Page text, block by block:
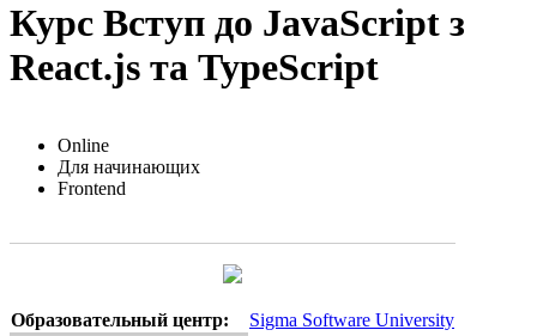
Курс Вступ до JavaScript з
React.js та TypeScript
Online
Для начинающих
Frontend
Образовательный центр:
Sigma Software University